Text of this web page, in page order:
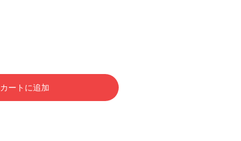
カートに追加